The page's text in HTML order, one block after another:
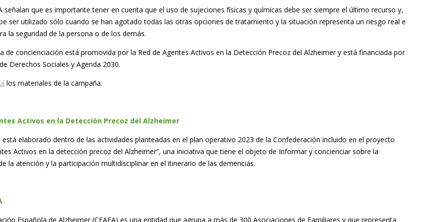
señalan que es importante tener en cuenta que el uso de sujeciones físicas y químicas debe ser siempre el último recurso y,
ser utilizado sólo cuando se han agotado todas las otras opciones de tratamiento y la situación representa un riesgo real e
la seguridad de la persona o de los demás.
de concienciación está promovida por la Red de Agentes Activos en la Detección Precoz del Alzheimer y está financiada por
Derechos Sociales y Agenda 2030.
los materiales de la campaña.
Activos en la Detección Precoz del Alzheimer
está elaborado dentro de las actividades planteadas en el plan operativo 2023 de la Confederación incluido en el proyecto
Activos en la detección precoz del Alzheimer”, una iniciativa que tiene el objeto de Informar y concienciar sobre la
la atención y la participación multidisciplinar en el itinerario de las demencias.
Española de Alzheimer (CEAFA) es una entidad que agrupa a más de 300 Asociaciones de Familiares y que representa